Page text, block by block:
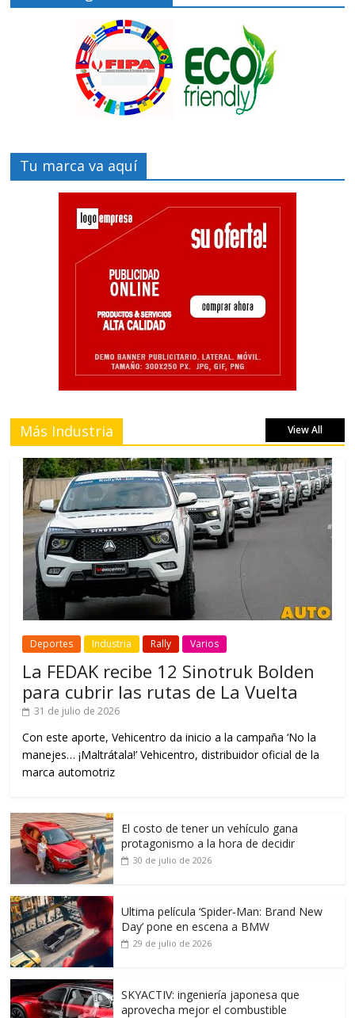
Tu marca va aquí
Más Industria View All
Deportes Industria Rally Varios
La FEDAK recibe 12 Sinotruk Bolden
para cubrir las rutas de La Vuelta
31 de julio de 2026
Con este aporte, Vehicentro da inicio a la campaña ‘No la
manejes… ¡Maltrátala!’ Vehicentro, distribuidor oficial de la
marca automotriz
El costo de tener un vehículo gana
protagonismo a la hora de decidir
30 de julio de 2026
Ultima película ‘Spider‑Man: Brand New
Day’ pone en escena a BMW
29 de julio de 2026
SKYACTIV: ingeniería japonesa que
aprovecha mejor el combustible